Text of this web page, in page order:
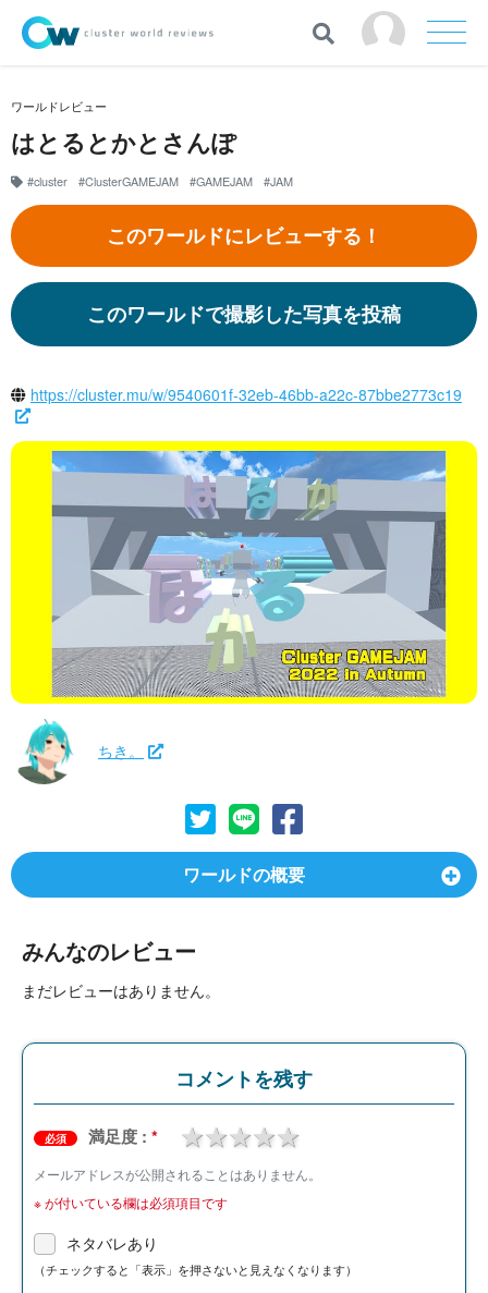
ワールドレビュー
はとるとかとさんぽ
#cluster #ClusterGAMEJAM #GAMEJAM #JAM
このワールドにレビューする！
このワールドで撮影した写真を投稿
https://cluster.mu/w/9540601f-32eb-46bb-a22c-87bbe2773c19
ちき。
ワールドの概要
みんなのレビュー
まだレビューはありません。
コメントを残す
必須 満足度 : * 4 stars
3 stars
2 stars
1 star
メールアドレスが公開されることはありません。
※が付いている欄は必須項目です
ネタバレあり
（チェックすると「表示」を押さないと見えなくなります）